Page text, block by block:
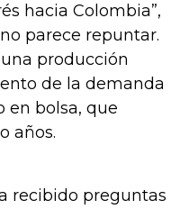
hacia Colombia”,
parece repuntar.
producción
de la demanda
en bolsa, que
años.
recibido preguntas